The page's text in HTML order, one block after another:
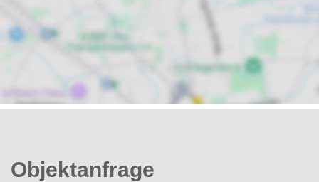
Objektanfrage